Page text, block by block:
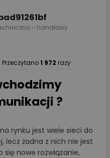
- handlowy
Przeczytano1 972 razy
?
rynku jest wiele sieci do
lecz żadna z nich nie jest
się nowe rozwiązanie,